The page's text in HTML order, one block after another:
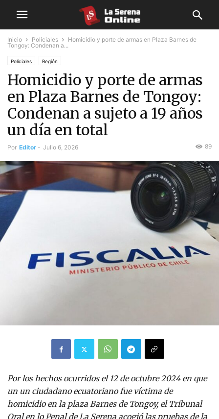
Inicio Policiales
Homicidio y porte de armas en Plaza Barnes de
Tongoy: Condenan a...
Policiales Región
Homicidio y porte de armas
en Plaza Barnes de Tongoy:
Condenan a sujeto a 19 años
un día en total
Por Editor - Julio 6, 2026 89
Por los hechos ocurridos el 12 de octubre 2024 en que
un un ciudadano ecuatoriano fue víctima de
homicidio en la plaza Barnes de Tongoy, el Tribunal
Oral en lo Penal de La Serena acogió las pruebas de la